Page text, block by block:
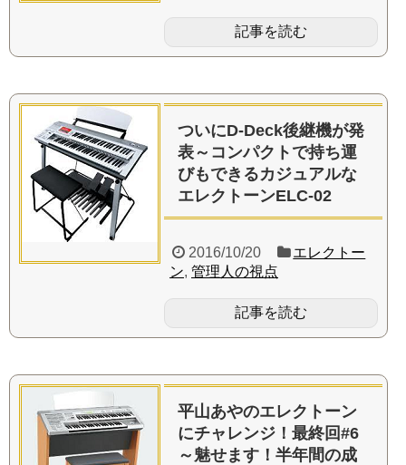
記事を読む
ついにD-Deck後継機が発
表～コンパクトで持ち運
びもできるカジュアルな
エレクトーンELC-02
2016/10/20
エレクトー
ン, 管理人の視点
記事を読む
平山あやのエレクトーン
にチャレンジ！最終回#6
～魅せます！半年間の成